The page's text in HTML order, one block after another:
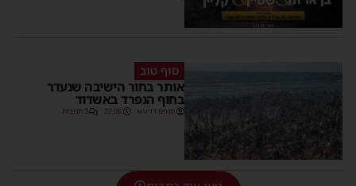
סוף טוב
אותר בחור הישיבה שנעדר
בחוף הנפרד באשדוד
מנחם דויטש 22:08 3 תגובות